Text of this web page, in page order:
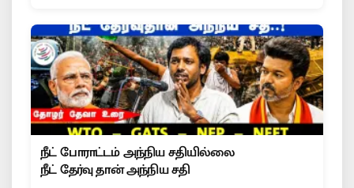
நீட் போராட்டம் அந்நிய சதியில்லை
நீட் தேர்வு தான் அந்நிய சதி